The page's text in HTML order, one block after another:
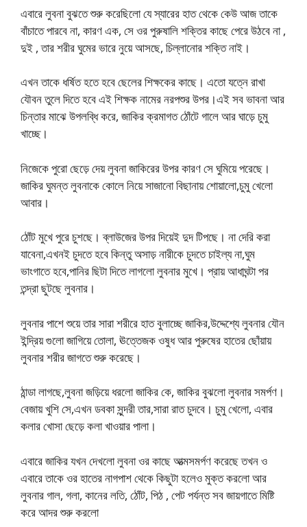
এবারে লুবনা বুঝতে শুরু করেছিলো যে স্যারের হাত থেকে কেউ আজ তাকে
বাঁচাতে পারবে না, কারণ এক, সে ওর পুরুষালি শক্তির কাছে পেরে উঠবে না ,
দুই , তার শরীর ঘুমের ভারে নুয়ে আসছে, চিল্লানোর শক্তি নাই।
এখন তাকে ধর্ষিত হতে হবে ছেলের শিক্ষকের কাছে। এতো যত্নে রাখা
যৌবন তুলে দিতে হবে এই শিক্ষক নামের নরপশুর উপর।এই সব ভাবনা আর
চিন্তার মাঝে উপলব্ধি করে, জাকির ক্রমাগত ঠোঁটে গালে আর ঘাড়ে চুমু
খাচ্ছে।
নিজেকে পুরো ছেড়ে দেয় লুবনা জাকিরের উপর কারণ সে ঘুমিয়ে পরেছে।
জাকির ঘুমন্ত লুবনাকে কোলে নিয়ে সাজানো বিছানায় শোয়ালো,চুমু খেলো
আবার।
ঠোঁট মুখে পুরে চুশছে। ব্লাউজের উপর দিয়েই দুদ টিপছে। না দেরি করা
যাবেনা,এখনই চুদতে হবে কিন্তু অসাড় নারীকে চুদতে চাইল্য না,ঘুম
ভাংগাতে হবে,পানির ছিটা দিতে লাগলো লুবনার মুখে। প্রায় আধাঘন্টা পর
তন্দ্রা ছুটছে লুবনার।
লুবনার পাশে শুয়ে তার সারা শরীরে হাত বুলাচ্ছে জাকির,উদ্দেশ্যে লুবনার যৌন
ইন্দ্রিয় গুলো জাগিয়ে তোলা, ঊত্তেজক ওষুধ আর পুরুষের হাতের ছোঁয়ায়
লুবনার শরীর জাগতে শুরু করেছে।
ঠান্ডা লাগছে,লুবনা জড়িয়ে ধরলো জাকির কে, জাকির বুঝলো লুবনার সমর্পণ।
বেজায় খুশি সে,এখন ডবকা সুন্দরী তার,সারা রাত চুদবে। চুমু খেলো, এবার
কলার খোসা ছেড়ে কলা খাওয়ার পালা।
এবারে জাকির যখন দেখলো লুবনা ওর কাছে আত্মসমর্পণ করেছে তখন ও
এবারে তাকে ওর হাতের নাগপাশ থেকে কিছুটা হলেও মুক্ত করলো আর
লুবনার গাল, গলা, কানের লতি, ঠোঁট, পিঠ , পেট পর্যন্ত সব জায়গাতে মিষ্টি
করে আদর শুরু করলো